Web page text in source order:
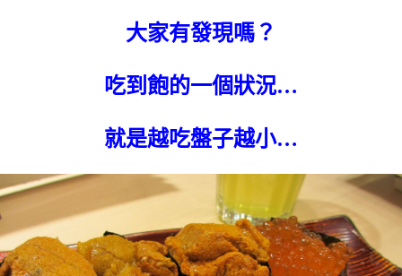
大家有發現嗎？
吃到飽的一個狀況…
就是越吃盤子越小…